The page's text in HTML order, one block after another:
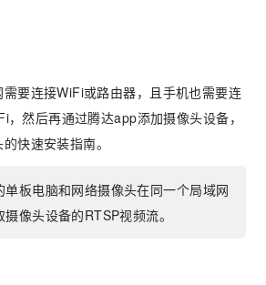
要连接WiFi或路由器，且手机也需要连
，然后再通过腾达app添加摄像头设备，
快速安装指南。
单板电脑和网络摄像头在同一个局域网
像头设备的RTSP视频流。